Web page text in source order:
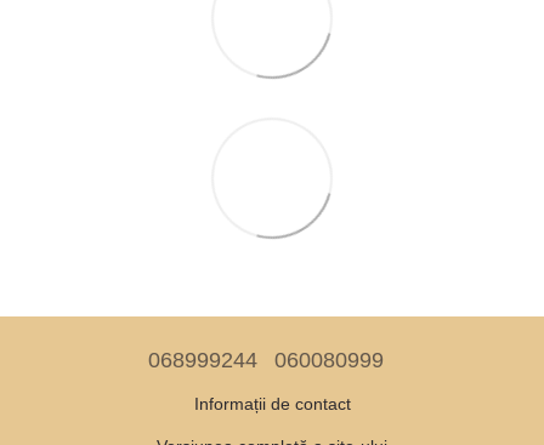
068999244 060080999
Informații de contact